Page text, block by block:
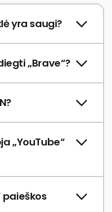
yra saugi?
„Brave“?
„YouTube“
paieškos